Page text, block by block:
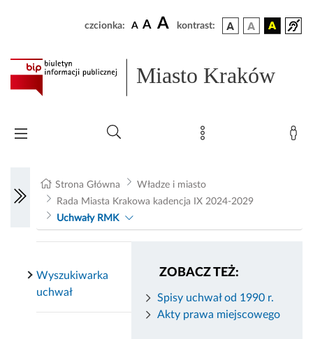
czcionka: A A A kontrast:
Miasto Kraków
Strona Główna
Władze i miasto
Rada Miasta Krakowa kadencja IX 2024-2029
Uchwały RMK
ZOBACZ TEŻ:
Spisy uchwał od 1990 r.
Akty prawa miejscowego
Wyszukiwarka
uchwał